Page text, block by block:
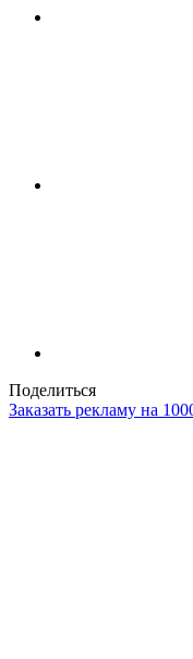
Поделиться
Заказать рекламу на